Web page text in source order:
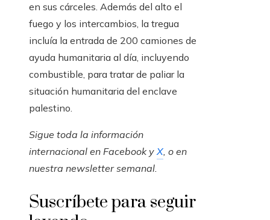
en sus cárceles. Además del alto el
fuego y los intercambios, la tregua
incluía la entrada de 200 camiones de
ayuda humanitaria al día, incluyendo
combustible, para tratar de paliar la
situación humanitaria del enclave
palestino.
Sigue toda la información
internacional en FacebookyX, o en
nuestra newsletter semanal.
Suscríbete para seguir